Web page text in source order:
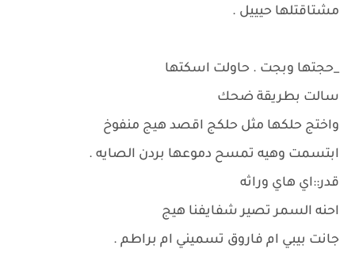
مشتاقتلها حيييل .
_حجتها وبجت . حاولت اسكتها
سالت بطريقة ضحك
واختج حلكها مثل حلكج اقصد هيج منفوخ
ابتسمت وهيه تمسح دموعها بردن الصايه .
قدر::اي هاي وراثه
احنه السمر تصير شفايفنا هيج
جانت بيبي ام فاروق تسميني ام براطم .